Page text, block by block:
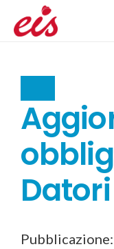
Pubblicazione: